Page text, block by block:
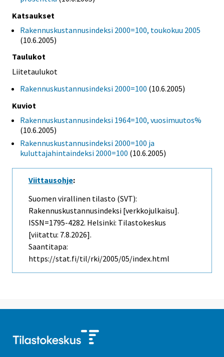
Katsaukset
Rakennuskustannusindeksi 2000=100, toukokuu 2005
(10.6.2005)
Taulukot
Liitetaulukot
Rakennuskustannusindeksi 2000=100 (10.6.2005)
Kuviot
Rakennuskustannusindeksi 1964=100, vuosimuutos%
(10.6.2005)
Rakennuskustannusindeksi 2000=100 ja
kuluttajahintaindeksi 2000=100 (10.6.2005)
Viittausohje:
Suomen virallinen tilasto (SVT):
Rakennuskustannusindeksi [verkkojulkaisu].
ISSN=1795-4282. Helsinki: Tilastokeskus
[viitattu: 7.8.2026].
Saantitapa:
https://stat.fi/til/rki/2005/05/index.html